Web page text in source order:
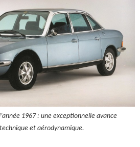
1967 : une exceptionnelle avance
et aérodynamique.